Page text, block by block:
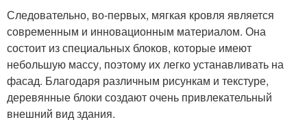
Следовательно, во-первых, мягкая кровля является
современным и инновационным материалом. Она
состоит из специальных блоков, которые имеют
небольшую массу, поэтому их легко устанавливать на
фасад. Благодаря различным рисункам и текстуре,
деревянные блоки создают очень привлекательный
внешний вид здания.